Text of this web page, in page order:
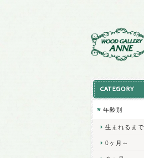
CATEGORY
年齢別
生まれるまで
0ヶ月～